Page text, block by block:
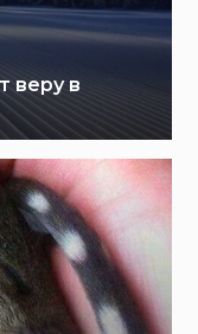
веру в